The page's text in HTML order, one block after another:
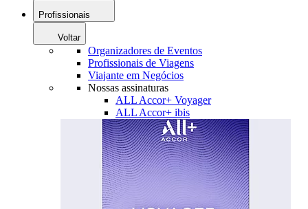
Profissionais
Voltar
Organizadores de Eventos
Profissionais de Viagens
Viajante em Negócios
Nossas assinaturas
ALL Accor+ Voyager
ALL Accor+ ibis